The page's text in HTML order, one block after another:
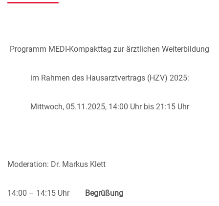
Programm MEDI-Kompakttag zur ärztlichen Weiterbildung
im Rahmen des Hausarztvertrags (HZV) 2025:
Mittwoch, 05.11.2025, 14:00 Uhr bis 21:15 Uhr
Moderation: Dr. Markus Klett
14:00 – 14:15 Uhr Begrüßung